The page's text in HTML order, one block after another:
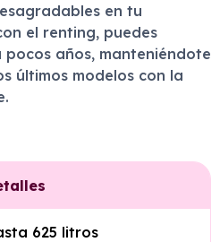
en tu
el renting, puedes
años, manteniéndote
últimos modelos con la
625 litros